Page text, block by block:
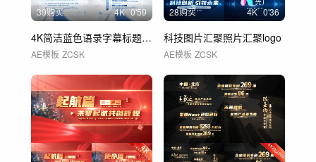
39购买 4K 0'59
4K简洁蓝色语录字幕标题文字展示 01
AE模板 ZCSK
28购买 4K 0'36
科技图片汇聚照片汇聚logo
AE模板 ZCSK